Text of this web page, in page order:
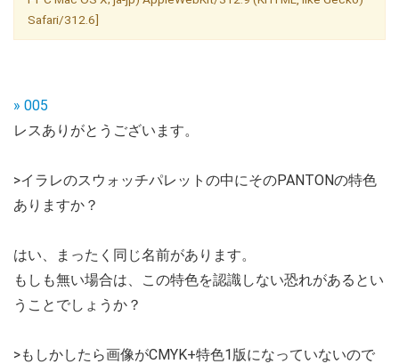
Safari/312.6]
» 005
レスありがとうございます。
>イラレのスウォッチパレットの中にそのPANTONの特色
ありますか？
はい、まったく同じ名前があります。
もしも無い場合は、この特色を認識しない恐れがあるとい
うことでしょうか？
>もしかしたら画像がCMYK+特色1版になっていないので